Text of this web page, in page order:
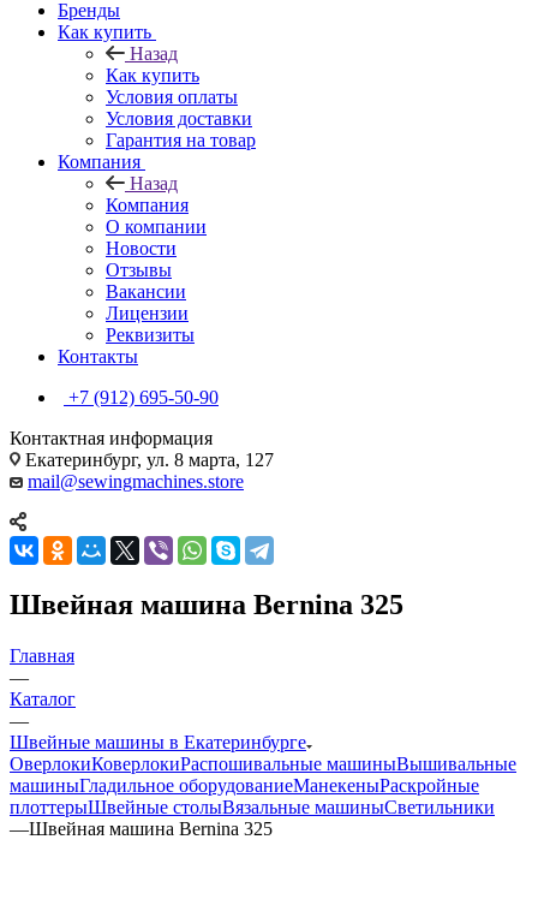
Бренды
Как купить
Назад
Как купить
Условия оплаты
Условия доставки
Гарантия на товар
Компания
Назад
Компания
О компании
Новости
Отзывы
Вакансии
Лицензии
Реквизиты
Контакты
+7 (912) 695-50-90
Контактная информация
Екатеринбург, ул. 8 марта, 127
mail@sewingmachines.store
Швейная машина Bernina 325
Главная
—
Каталог
—
Швейные машины в Екатеринбурге
ОверлокиКоверлокиРаспошивальные машиныВышивальные
машиныГладильное оборудованиеМанекеныРаскройные
плоттерыШвейные столыВязальные машиныСветильники
—Швейная машина Bernina 325